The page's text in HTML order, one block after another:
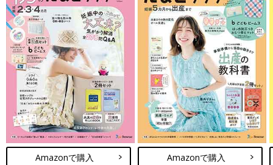
ユニクロ「春～初夏の肌寒いときに大活
躍！」「インナー・パジャマ・パーカー
も」あると助かる“ちょい防寒”アイテム
5選
春から初夏の時期は、暑い日もあれば、ちょっ
ぴり肌寒い日もありますよね。今日は暑くなる
かも！と思い薄着で過ごしていたら（あれ...ち
ょっぴり寒いかも...）なんてことも！そこで今
回は元アパレル店員ライターが、春～初夏にあ
ると役立つ“ちょい防寒”アイテムと、この時期
の冷え対策のコツを紹介します。
パジャマの選び方は、赤ちゃんのおすわりやハイハ
イをはじめたタイミングが大事！半袖・長袖とそれ
ぞれ持っておけば気温に合わせられるのでGood！
赤ちゃんのパジャマを今買うなら、長袖と半袖の両方を持ってお
Amazonで購入 Amazonで購入